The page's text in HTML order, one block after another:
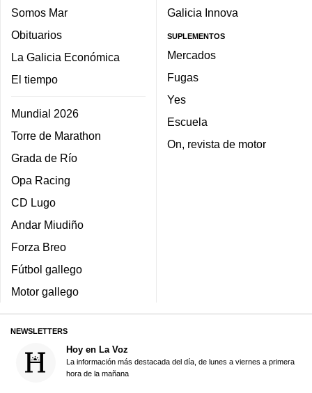
Somos Mar
Obituarios
La Galicia Económica
El tiempo
Mundial 2026
Torre de Marathon
Grada de Río
Opa Racing
CD Lugo
Andar Miudiño
Forza Breo
Fútbol gallego
Motor gallego
Galicia Innova
SUPLEMENTOS
Mercados
Fugas
Yes
Escuela
On, revista de motor
NEWSLETTERS
Hoy en La Voz
La información más destacada del día, de lunes a viernes a primera
hora de la mañana